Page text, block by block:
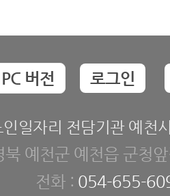
PC 버전 로그인
인일자리 전담기관 예천
북 예천군 예천읍 군청
전화 : 054-655-